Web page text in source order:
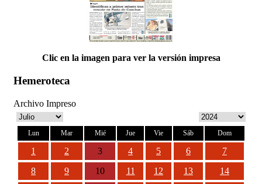
Clic en la imagen para ver la versión impresa
Hemeroteca
Archivo Impreso
Lun Mar Mié Jue Vie Sáb Dom
1 2 3 4 5 6
7
8
9 10 11 12 13
14